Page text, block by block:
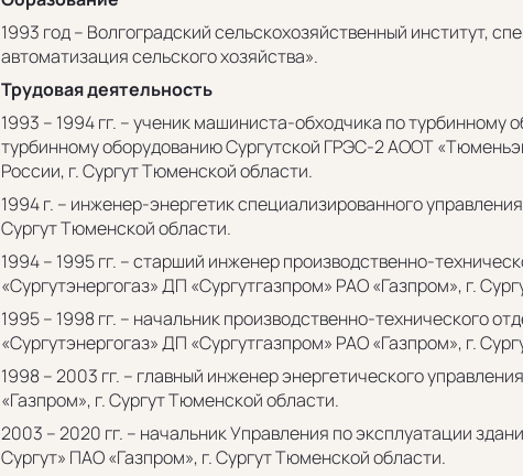
1993 год – Волгоградский сельскохозяйственный институт,
автоматизация сельского хозяйства».
Трудовая деятельность
1993 – 1994 гг. – ученик машиниста-обходчика по
турбинному оборудованию Сургутской ГРЭС-2 АООТ
России, г. Сургут Тюменской области.
1994 г. – инженер-энергетик специализированного
Сургут Тюменской области.
1994 – 1995 гг. – старший инженер производственно-
«Сургутэнергогаз» ДП «Сургутгазпром» РАО «Газпром», г.
1995 – 1998 гг. – начальник производственно-технического
«Сургутэнергогаз» ДП «Сургутгазпром» РАО «Газпром», г.
1998 – 2003 гг. – главный инженер энергетического
«Газпром», г. Сургут Тюменской области.
2003 – 2020 гг. – начальник Управления по эксплуатации
Сургут» ПАО «Газпром», г. Сургут Тюменской области.